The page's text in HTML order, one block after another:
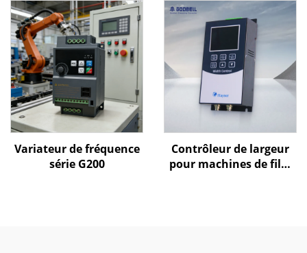
commande vectorielle |
Variateur de fréquence
certifié CE
Variateur de fréquence
série G200
Contrôleur de largeur
pour machines de film